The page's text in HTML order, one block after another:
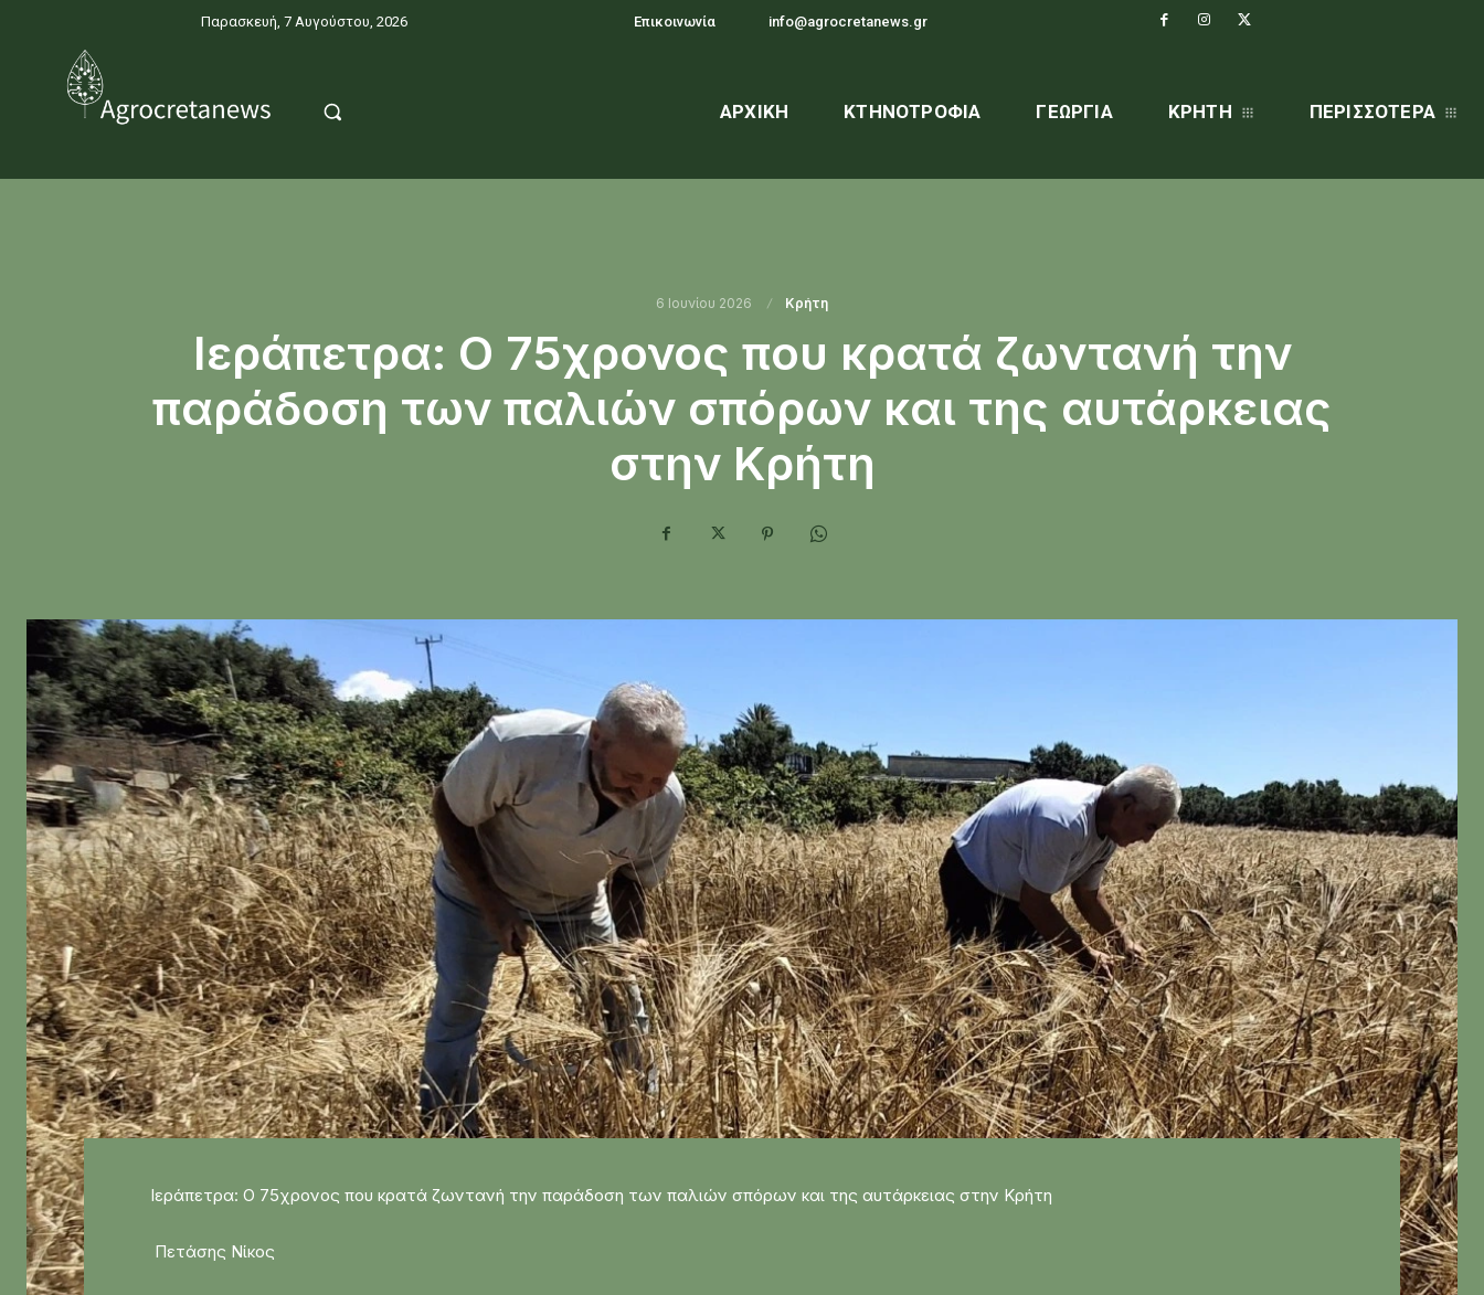
Παρασκευή, 7 Αυγούστου, 2026 Επικοινωνία info@agrocretanews.gr
ΑΡΧΙΚΉ ΚΤΗΝΟΤΡΟΦΊΑ ΓΕΩΡΓΊΑ ΚΡΗΤΗ ΠΕΡΙΣΣΌΤΕΡΑ
6 Ιουνίου 2026 Κρήτη
Ιεράπετρα: Ο 75χρονος που κρατά ζωντανή την
παράδοση των παλιών σπόρων και της αυτάρκειας
στην Κρήτη
Ιεράπετρα: Ο 75χρονος που κρατά ζωντανή την παράδοση των παλιών σπόρων και της αυτάρκειας στην Κρήτη
Πετάσης Νίκος